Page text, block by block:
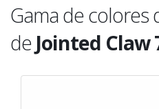
Gama de colores
de Jointed Claw